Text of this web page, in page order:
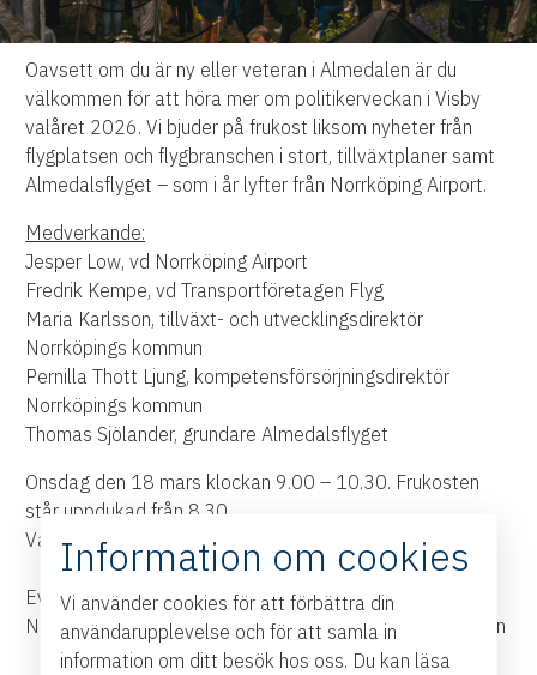
Oavsett om du är ny eller veteran i Almedalen är du
välkommen för att höra mer om politikerveckan i Visby
valåret 2026. Vi bjuder på frukost liksom nyheter från
flygplatsen och flygbranschen i stort, tillväxtplaner samt
Almedalsflyget – som i år lyfter från Norrköping Airport.
Medverkande:
Jesper Low, vd Norrköping Airport
Fredrik Kempe, vd Transportföretagen Flyg
Maria Karlsson, tillväxt- och utvecklingsdirektör
Norrköpings kommun
Pernilla Thott Ljung, kompetensförsörjningsdirektör
Norrköpings kommun
Thomas Sjölander, grundare Almedalsflyget
Onsdag den 18 mars klockan 9.00 – 10.30. Frukosten
står uppdukad från 8.30.
Varmt välkommen!
Eventet är ett samarbete mellan Norrköping Airport,
Norrköpings kommun och Östsvenska Handelskammaren
Information om cookies
Vi använder cookies för att förbättra din
användarupplevelse och för att samla in
information om ditt besök hos oss. Du kan läsa